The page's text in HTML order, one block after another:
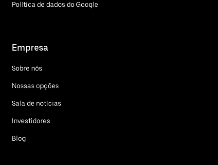
Política de dados do Google
Empresa
Sobre nós
Nossas opções
Sala de notícias
Investidores
Blog